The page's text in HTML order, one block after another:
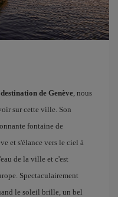
de Genève, nous
sur cette ville. Son
fontaine de
et s'élance vers le ciel à
de la ville et c'est
Spectaculairement
le soleil brille, un bel